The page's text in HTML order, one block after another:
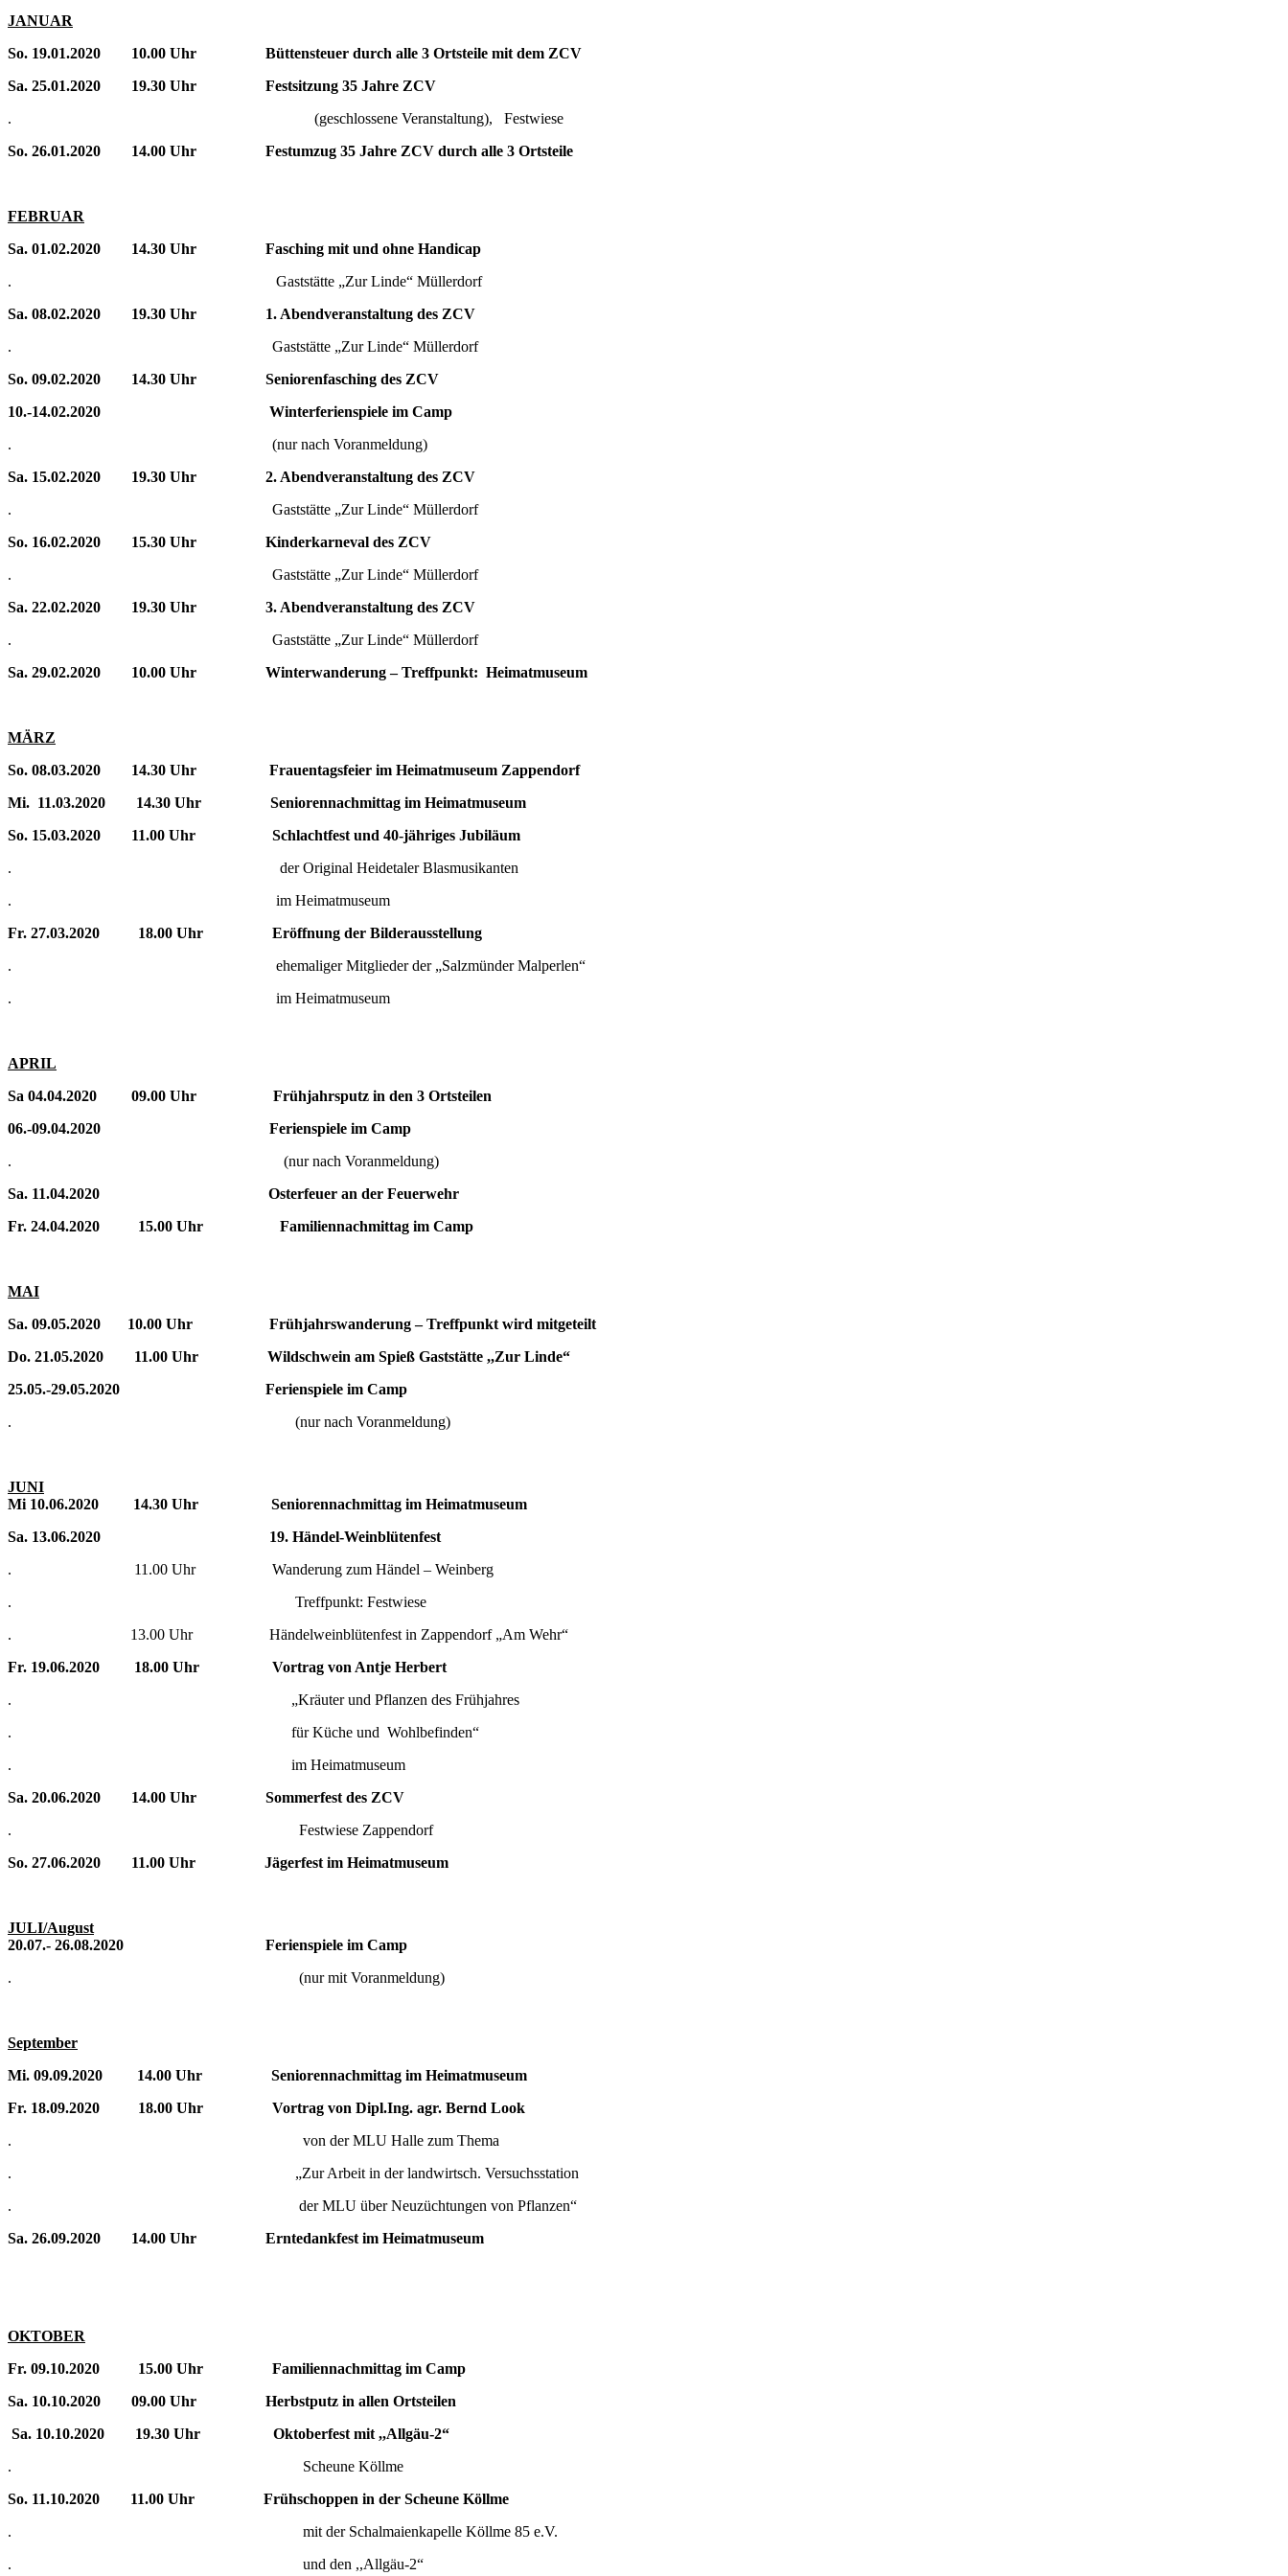
JANUAR
So. 19.01.2020 10.00 Uhr Büttensteuer durch alle 3 Ortsteile mit dem ZCV
Sa. 25.01.2020 19.30 Uhr Festsitzung 35 Jahre ZCV
. (geschlossene Veranstaltung), Festwiese
So. 26.01.2020 14.00 Uhr Festumzug 35 Jahre ZCV durch alle 3 Ortsteile
FEBRUAR
Sa. 01.02.2020 14.30 Uhr Fasching mit und ohne Handicap
. Gaststätte „Zur Linde“ Müllerdorf
Sa. 08.02.2020 19.30 Uhr 1. Abendveranstaltung des ZCV
. Gaststätte „Zur Linde“ Müllerdorf
So. 09.02.2020 14.30 Uhr Seniorenfasching des ZCV
10.-14.02.2020 Winterferienspiele im Camp
. (nur nach Voranmeldung)
Sa. 15.02.2020 19.30 Uhr 2. Abendveranstaltung des ZCV
. Gaststätte „Zur Linde“ Müllerdorf
So. 16.02.2020 15.30 Uhr Kinderkarneval des ZCV
. Gaststätte „Zur Linde“ Müllerdorf
Sa. 22.02.2020 19.30 Uhr 3. Abendveranstaltung des ZCV
. Gaststätte „Zur Linde“ Müllerdorf
Sa. 29.02.2020 10.00 Uhr Winterwanderung – Treffpunkt: Heimatmuseum
MÄRZ
So. 08.03.2020 14.30 Uhr Frauentagsfeier im Heimatmuseum Zappendorf
Mi. 11.03.2020 14.30 Uhr Seniorennachmittag im Heimatmuseum
So. 15.03.2020 11.00 Uhr Schlachtfest und 40-jähriges Jubiläum
. der Original Heidetaler Blasmusikanten
. im Heimatmuseum
Fr. 27.03.2020 18.00 Uhr Eröffnung der Bilderausstellung
. ehemaliger Mitglieder der „Salzmünder Malperlen“
. im Heimatmuseum
APRIL
Sa 04.04.2020 09.00 Uhr Frühjahrsputz in den 3 Ortsteilen
06.-09.04.2020 Ferienspiele im Camp
. (nur nach Voranmeldung)
Sa. 11.04.2020 Osterfeuer an der Feuerwehr
Fr. 24.04.2020 15.00 Uhr Familiennachmittag im Camp
MAI
Sa. 09.05.2020 10.00 Uhr Frühjahrswanderung – Treffpunkt wird mitgeteilt
Do. 21.05.2020 11.00 Uhr Wildschwein am Spieß Gaststätte ,,Zur Linde“
25.05.-29.05.2020 Ferienspiele im Camp
. (nur nach Voranmeldung)
JUNI
Mi 10.06.2020 14.30 Uhr Seniorennachmittag im Heimatmuseum
Sa. 13.06.2020 19. Händel-Weinblütenfest
. 11.00 Uhr Wanderung zum Händel – Weinberg
. Treffpunkt: Festwiese
. 13.00 Uhr Händelweinblütenfest in Zappendorf „Am Wehr“
Fr. 19.06.2020 18.00 Uhr Vortrag von Antje Herbert
. „Kräuter und Pflanzen des Frühjahres
. für Küche und Wohlbefinden“
. im Heimatmuseum
Sa. 20.06.2020 14.00 Uhr Sommerfest des ZCV
. Festwiese Zappendorf
So. 27.06.2020 11.00 Uhr Jägerfest im Heimatmuseum
JULI/August
20.07.- 26.08.2020 Ferienspiele im Camp
. (nur mit Voranmeldung)
September
Mi. 09.09.2020 14.00 Uhr Seniorennachmittag im Heimatmuseum
Fr. 18.09.2020 18.00 Uhr Vortrag von Dipl.Ing. agr. Bernd Look
. von der MLU Halle zum Thema
. „Zur Arbeit in der landwirtsch. Versuchsstation
. der MLU über Neuzüchtungen von Pflanzen“
Sa. 26.09.2020 14.00 Uhr Erntedankfest im Heimatmuseum
OKTOBER
Fr. 09.10.2020 15.00 Uhr Familiennachmittag im Camp
Sa. 10.10.2020 09.00 Uhr Herbstputz in allen Ortsteilen
Sa. 10.10.2020 19.30 Uhr Oktoberfest mit ,,Allgäu-2“
. Scheune Köllme
So. 11.10.2020 11.00 Uhr Frühschoppen in der Scheune Köllme
. mit der Schalmaienkapelle Köllme 85 e.V.
. und den ,,Allgäu-2“